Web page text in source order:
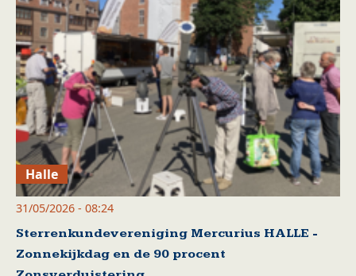
Halle
31/05/2026 - 08:24
Sterrenkundevereniging Mercurius HALLE -
Zonnekijkdag en de 90 procent